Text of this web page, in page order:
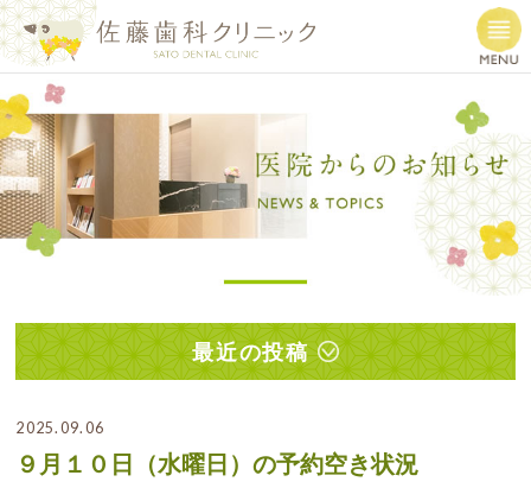
最近の投稿
2025.09.06
９月１０日（水曜日）の予約空き状況